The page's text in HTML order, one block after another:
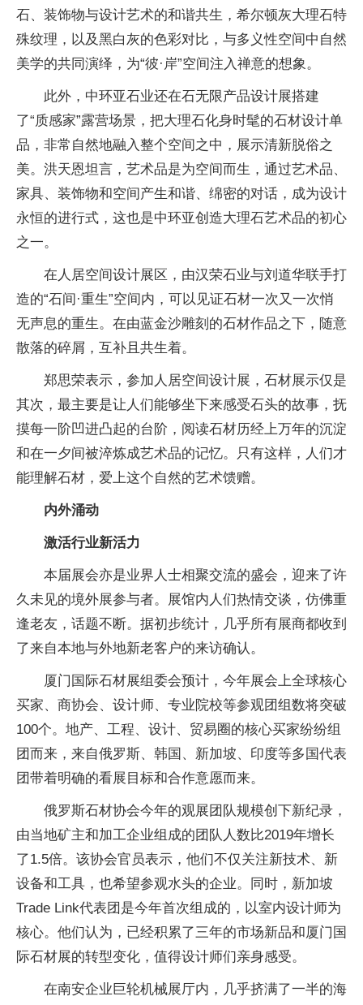
石、装饰物与设计艺术的和谐共生，希尔顿灰大理石特
殊纹理，以及黑白灰的色彩对比，与多义性空间中自然
美学的共同演绎，为“彼·岸”空间注入禅意的想象。
此外，中环亚石业还在石无限产品设计展搭建
了“质感家”露营场景，把大理石化身时髦的石材设计单
品，非常自然地融入整个空间之中，展示清新脱俗之
美。洪天恩坦言，艺术品是为空间而生，通过艺术品、
家具、装饰物和空间产生和谐、绵密的对话，成为设计
永恒的进行式，这也是中环亚创造大理石艺术品的初心
之一。
在人居空间设计展区，由汉荣石业与刘道华联手打
造的“石间·重生”空间内，可以见证石材一次又一次悄
无声息的重生。在由蓝金沙雕刻的石材作品之下，随意
散落的碎屑，互补且共生着。
郑思荣表示，参加人居空间设计展，石材展示仅是
其次，最主要是让人们能够坐下来感受石头的故事，抚
摸每一阶凹进凸起的台阶，阅读石材历经上万年的沉淀
和在一夕间被淬炼成艺术品的记忆。只有这样，人们才
能理解石材，爱上这个自然的艺术馈赠。
内外涌动
激活行业新活力
本届展会亦是业界人士相聚交流的盛会，迎来了许
久未见的境外展参与者。展馆内人们热情交谈，仿佛重
逢老友，话题不断。据初步统计，几乎所有展商都收到
了来自本地与外地新老客户的来访确认。
厦门国际石材展组委会预计，今年展会上全球核心
买家、商协会、设计师、专业院校等参观团组数将突破
100个。地产、工程、设计、贸易圈的核心买家纷纷组
团而来，来自俄罗斯、韩国、新加坡、印度等多国代表
团带着明确的看展目标和合作意愿而来。
俄罗斯石材协会今年的观展团队规模创下新纪录，
由当地矿主和加工企业组成的团队人数比2019年增长
了1.5倍。该协会官员表示，他们不仅关注新技术、新
设备和工具，也希望参观水头的企业。同时，新加坡
Trade Link代表团是今年首次组成的，以室内设计师为
核心。他们认为，已经积累了三年的市场新品和厦门国
际石材展的转型变化，值得设计师们亲身感受。
在南安企业巨轮机械展厅内，几乎挤满了一半的海